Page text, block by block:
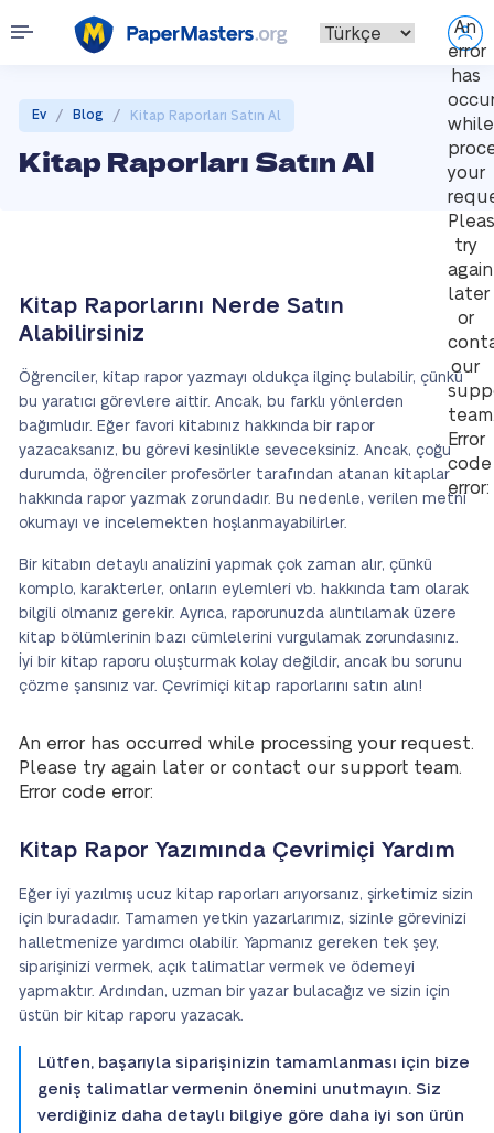
An
error
has
while
your
try
again
later
or
our
Error
code
error:
Ev / Blog / Kitap Raporları Satın Al
Kitap Raporları Satın Al
Kitap Raporlarını Nerde Satın
Alabilirsiniz
Öğrenciler, kitap rapor yazmayı oldukça ilginç bulabilir, çünkü
bu yaratıcı görevlere aittir. Ancak, bu farklı yönlerden
bağımlıdır. Eğer favori kitabınız hakkında bir rapor
yazacaksanız, bu görevi kesinlikle seveceksiniz. Ancak, çoğu
durumda, öğrenciler profesörler tarafından atanan kitaplar
hakkında rapor yazmak zorundadır. Bu nedenle, verilen metni
okumayı ve incelemekten hoşlanmayabilirler.
Bir kitabın detaylı analizini yapmak çok zaman alır, çünkü
komplo, karakterler, onların eylemleri vb. hakkında tam olarak
bilgili olmanız gerekir. Ayrıca, raporunuzda alıntılamak üzere
kitap bölümlerinin bazı cümlelerini vurgulamak zorundasınız.
İyi bir kitap raporu oluşturmak kolay değildir, ancak bu sorunu
çözme şansınız var. Çevrimiçi kitap raporlarını satın alın!
An error has occurred while processing your request.
Please try again later or contact our support team.
Error code error:
Kitap Rapor Yazımında Çevrimiçi Yardım
Eğer iyi yazılmış ucuz kitap raporları arıyorsanız, şirketimiz sizin
için buradadır. Tamamen yetkin yazarlarımız, sizinle görevinizi
halletmenize yardımcı olabilir. Yapmanız gereken tek şey,
siparişinizi vermek, açık talimatlar vermek ve ödemeyi
yapmaktır. Ardından, uzman bir yazar bulacağız ve sizin için
üstün bir kitap raporu yazacak.
Lütfen, başarıyla siparişinizin tamamlanması için bize
geniş talimatlar vermenin önemini unutmayın. Siz
verdiğiniz daha detaylı bilgiye göre daha iyi son ürün